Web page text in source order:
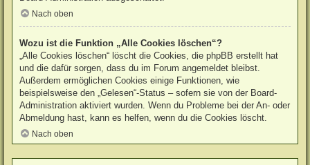
Nach oben
Wozu ist die Funktion „Alle Cookies löschen“?
„Alle Cookies löschen“ löscht die Cookies, die phpBB erstellt hat
und die dafür sorgen, dass du im Forum angemeldet bleibst.
Außerdem ermöglichen Cookies einige Funktionen, wie
beispielsweise den „Gelesen“-Status – sofern sie von der Board-
Administration aktiviert wurden. Wenn du Probleme bei der An- oder
Abmeldung hast, kann es helfen, wenn du die Cookies löscht.
Nach oben